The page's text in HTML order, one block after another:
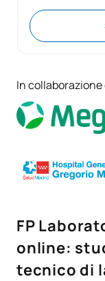
In collaborazione
FP
online:
tecnico di